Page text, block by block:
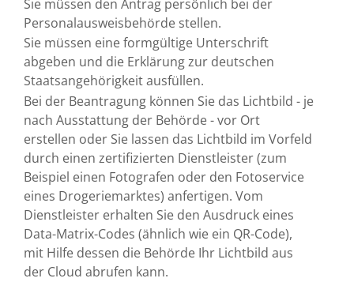
Sie müssen den Antrag persönlich bei der
Personalausweisbehörde stellen.
Sie müssen eine formgültige Unterschrift
abgeben und die Erklärung zur deutschen
Staatsangehörigkeit ausfüllen.
Bei der Beantragung können Sie das Lichtbild - je
nach Ausstattung der Behörde - vor Ort
erstellen oder Sie lassen das Lichtbild im Vorfeld
durch einen zertifizierten Dienstleister (zum
Beispiel einen Fotografen oder den Fotoservice
eines Drogeriemarktes) anfertigen. Vom
Dienstleister erhalten Sie den Ausdruck eines
Data-Matrix-Codes (ähnlich wie ein QR-Code),
mit Hilfe dessen die Behörde Ihr Lichtbild aus
der Cloud abrufen kann.